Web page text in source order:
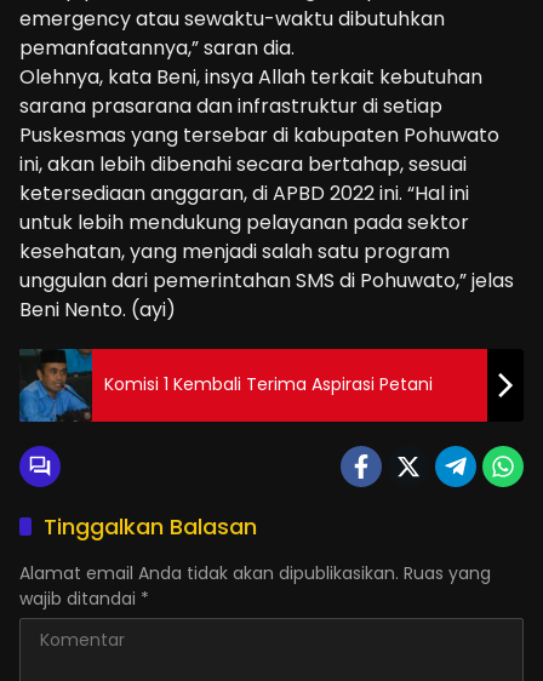
emergency atau sewaktu-waktu dibutuhkan
pemanfaatannya,” saran dia.
Olehnya, kata Beni, insya Allah terkait kebutuhan
sarana prasarana dan infrastruktur di setiap
Puskesmas yang tersebar di kabupaten Pohuwato
ini, akan lebih dibenahi secara bertahap, sesuai
ketersediaan anggaran, di APBD 2022 ini. “Hal ini
untuk lebih mendukung pelayanan pada sektor
kesehatan, yang menjadi salah satu program
unggulan dari pemerintahan SMS di Pohuwato,” jelas
Beni Nento. (ayi)
Komisi 1 Kembali Terima Aspirasi Petani
Tinggalkan Balasan
Alamat email Anda tidak akan dipublikasikan. Ruas yang
wajib ditandai *